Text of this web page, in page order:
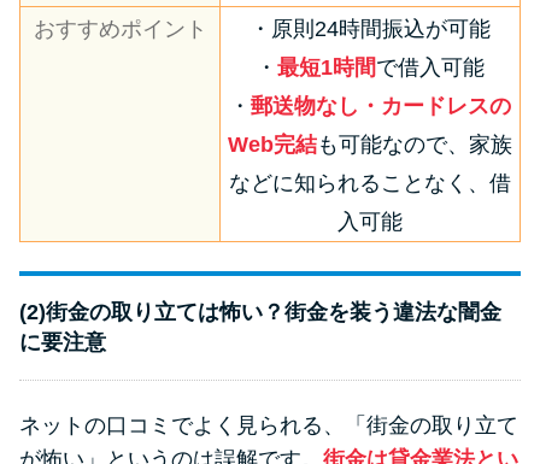
おすすめポイント
・原則24時間振込が可能
・ 最短1時間で借入可能
・ 郵送物なし・カードレスの
Web完結も可能なので、家族
などに知られることなく、借
入可能
(2)街金の取り立ては怖い？街金を装う違法な闇金
に要注意
ネットの口コミでよく見られる、「街金の取り立て